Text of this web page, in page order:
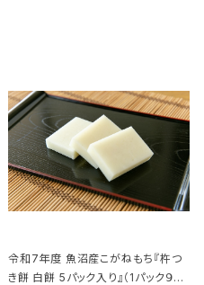
令和7年度 魚沼産こがねもち『杵つ
き餅 白餅 5パック入り』（1パック９枚